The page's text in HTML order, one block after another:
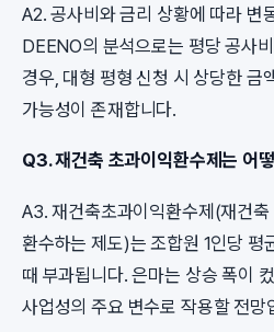
A2. 공사비와 금리 상황에 따라 변
DEENO의 분석으로는 평당 공사
경우, 대형 평형 신청 시 상당한 금
가능성이 존재합니다.
Q3. 재건축 초과이익환수제는 어
A3. 재건축초과이익환수제(재건
환수하는 제도)는 조합원 1인당 평
때 부과됩니다. 은마는 상승 폭이
사업성의 주요 변수로 작용할 전망